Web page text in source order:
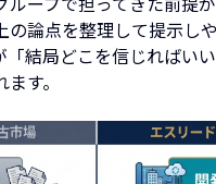
の論点を整理して提示し
「結局どこを信じればい
す。